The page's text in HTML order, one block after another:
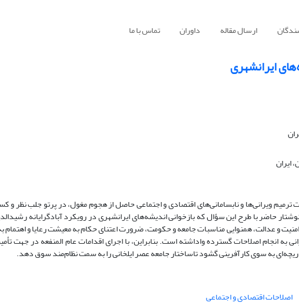
ارسال مقاله داوران تماس با ما
ایرانشهری
ایران
ویرانی‌ها و نابسامانی‌های اقتصادی و اجتماعی حاصل از هجوم مغول، در پرتو جلب نظر و
حاضر با طرح این سؤال که بازخوانی اندیشه‌های ایرانشهری در رویکرد آبادگرایانه
و عدالت، همنوایی مناسبات جامعه و حکومت، ضرورت اعتنای حکام به معیشت رعایا و
به انجام اصلاحات گسترده واداشته است. بنابراین، با اجرای اقدامات عام المنفعه در جهت
به سوی کارآفرینی گشود تاساختار جامعه عصر ایلخانی را به سمت نظام‌مند سوق دهد.
اصلاحات اقتصادی و اجتماعی